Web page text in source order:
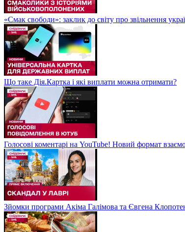
«Смак свободи»: заклик до світу про звільнення
Що таке Дія.Картка і які виплати можна отримати?
Голосові коментарі на YouTube! Новий формат
Зйомки програми Акіма Галімова та Євгена